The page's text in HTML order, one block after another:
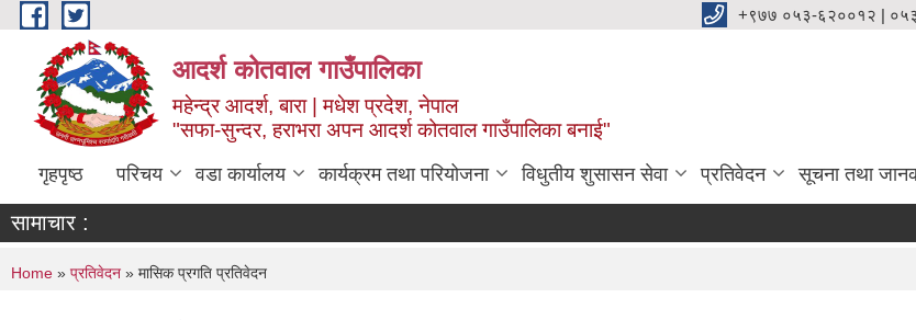
Skip to main content +९७७ ०५३-६२००१२ |
आदर्श कोतवाल गाउँपालिका
महेन्द्र आदर्श, बारा | मधेश प्रदेश, नेपाल
"सफा-सुन्दर, हराभरा अपन आदर्श कोतवाल गाउँपालिका बनाई"
गृहपृष्ठ परिचय वडा कार्यालय कार्यक्रम तथा परियोजना विधुतीय शुसासन सेवा प्रतिवेदन सूचना तथा
सामाचार :
You are here
Home » प्रतिवेदन » मासिक प्रगति प्रतिवेदन